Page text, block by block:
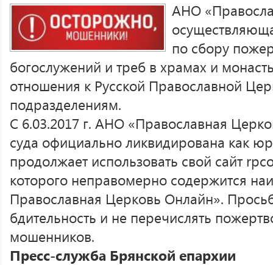
АНО
по сбору
богослужений и треб в храмах и
отношения к Русской Православной
подразделениям.
С 6.03.2017 г. АНО «Православная
суда официально ликвидирована как
продолжает использовать свой сайт
которого неправомерно содержится
Православная Церковь Онлайн».
бдительность и не перечислять
мошенников.
Пресс-служба Брянской епархии